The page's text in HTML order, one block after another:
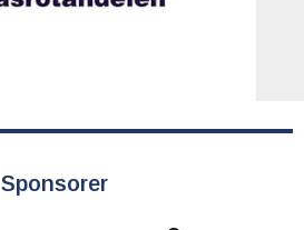
Sponsorer